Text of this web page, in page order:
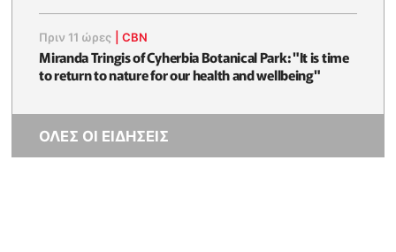
Πριν 11 ώρες |CBN
Miranda Tringis of Cyherbia Botanical Park: "It is time
to return to nature for our health and wellbeing"
ΟΛΕΣ ΟΙ ΕΙΔΗΣΕΙΣ